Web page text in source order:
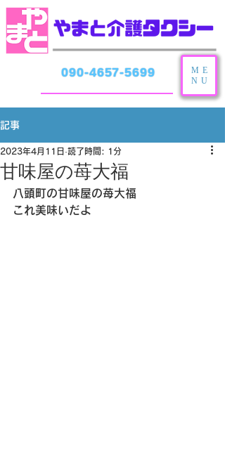
090-4657-5699
ME
NU
記事
甘味屋の苺大福
2023年4月11日 読了時間: 1分
八頭町の甘味屋の苺大福
これ美味いだよ